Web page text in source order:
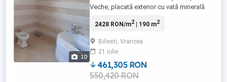
10
Veche, placată exterior cu vată minerală
apă, instalațiile electrice, termice,sanitare
uși montate, uși intrare blindate Italia,
geamuri termopan de bună calitate, teren
...
2428 RON/m2| 190 m2
Biliesti, Vrancea
21 iulie
461,305 RON
550,420 RON